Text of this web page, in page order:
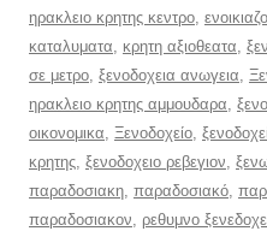
ηρακλειο κρητης κεντρο,
καταλυματα, κρητη αξιοθεατα,
σε μετρο, ξενοδοχεια ανωγεια,
ηρακλειο κρητης αμμουδαρα,
οικονομικα, Ξενοδοχείο,
κρητης, ξενοδοχειο ρεβεγιον,
παραδοσιακη, παραδοσιακό,
παραδοσιακον, ρεθυμνο